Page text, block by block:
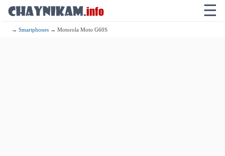
☰
→Smartphones → Motorola Moto G60S